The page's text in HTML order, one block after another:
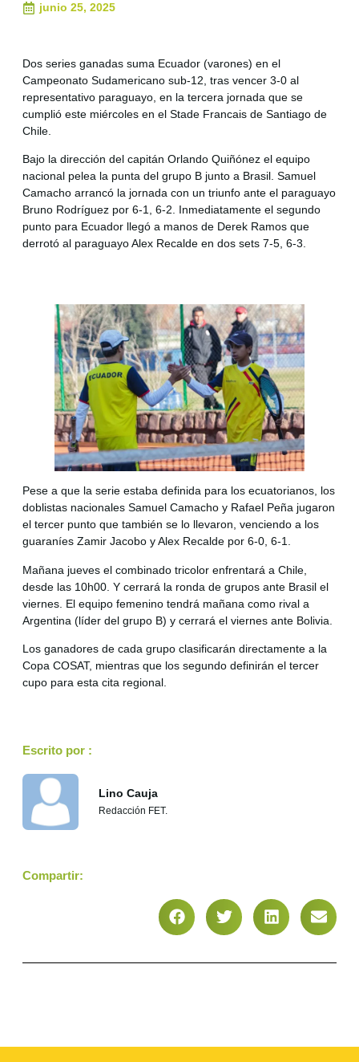
junio 25, 2025
Dos series ganadas suma Ecuador (varones) en el
Campeonato Sudamericano sub-12, tras vencer 3-0 al
representativo paraguayo, en la tercera jornada que se
cumplió este miércoles en el Stade Francais de Santiago de
Chile.
Bajo la dirección del capitán Orlando Quiñónez el equipo
nacional pelea la punta del grupo B junto a Brasil. Samuel
Camacho arrancó la jornada con un triunfo ante el paraguayo
Bruno Rodríguez por 6-1, 6-2. Inmediatamente el segundo
punto para Ecuador llegó a manos de Derek Ramos que
derrotó al paraguayo Alex Recalde en dos sets 7-5, 6-3.
Pese a que la serie estaba definida para los ecuatorianos, los
doblistas nacionales Samuel Camacho y Rafael Peña jugaron
el tercer punto que también se lo llevaron, venciendo a los
guaraníes Zamir Jacobo y Alex Recalde por 6-0, 6-1.
Mañana jueves el combinado tricolor enfrentará a Chile,
desde las 10h00. Y cerrará la ronda de grupos ante Brasil el
viernes. El equipo femenino tendrá mañana como rival a
Argentina (líder del grupo B) y cerrará el viernes ante Bolivia.
Los ganadores de cada grupo clasificarán directamente a la
Copa COSAT, mientras que los segundo definirán el tercer
cupo para esta cita regional.
Escrito por :
Lino Cauja
Redacción FET.
Compartir: